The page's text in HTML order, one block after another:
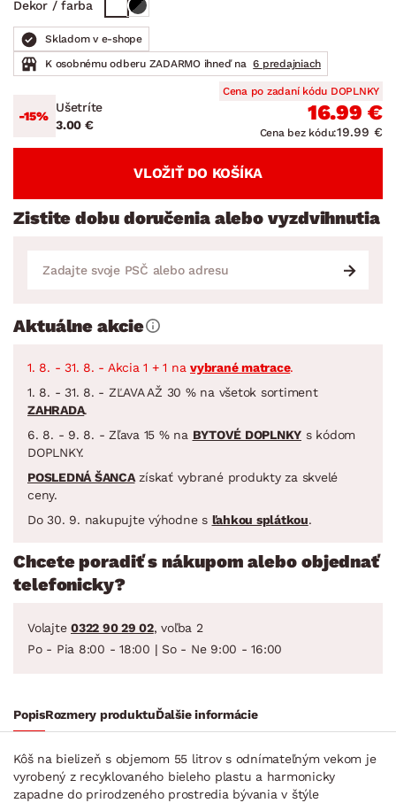
Dekor / farba
Skladom v e-shope
K osobnému odberu ZADARMO ihneď na 6 predajniach
-15%
Ušetríte
3.00 €
Cena po zadaní kódu DOPLNKY
16.99 €
Cena bez kódu:19.99 €
VLOŽIŤ DO KOŠÍKA
Zistite dobu doručenia alebo vyzdvihnutia
Aktuálne akcie
1. 8. - 31. 8. - Akcia 1 + 1 na vybrané matrace.
1. 8. - 31. 8. - ZĽAVA AŽ 30 % na všetok sortiment
ZAHRADA.
6. 8. - 9. 8. - Zľava 15 % na BYTOVÉ DOPLNKY s kódom
DOPLNKY.
POSLEDNÁ ŠANCAzískať vybrané produkty za skvelé
ceny.
Do 30. 9. nakupujte výhodne s ľahkou splátkou.
Chcete poradiť s nákupom alebo objednať
telefonicky?
Volajte 0322 90 29 02, voľba 2
Po - Pia 8:00 - 18:00 | So - Ne 9:00 - 16:00
PopisRozmery produktuĎalšie informácie
Kôš na bielizeň s objemom 55 litrov s odnímateľným vekom je
vyrobený z recyklovaného bieleho plastu a harmonicky
zapadne do prirodzeného prostredia bývania v štýle